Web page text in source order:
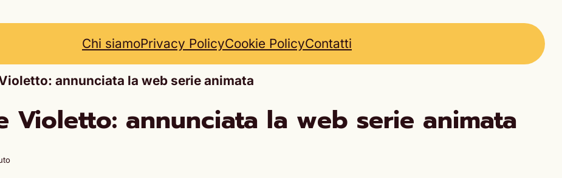
Chi siamoPrivacy PolicyCookie PolicyContatti
annunciata la web serie animata
Violetto: annunciata la web serie animata